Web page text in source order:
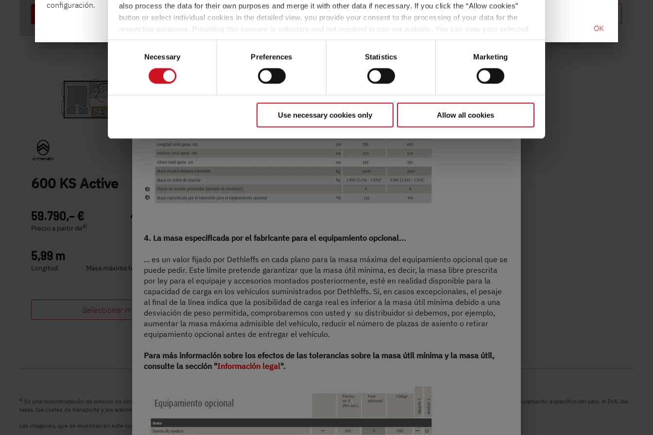
also process the data for their own purposes and merge it with other data if necessary. If you click the “Allow cookies”
button or select individual cookies in the detailed view, you provide your consent to the processing of your data for the
respective purposes. Providing this consent is voluntary and not required to use our website. You can view your selected
settings at any time as well as deselect or change them later (such as by using the fingerprint button at the bottom left of
the website). You can find further information in our Privacy Policy.
Necessary Preferences Statistics Marketing
Use necessary cookies only Allow all cookies
Seleccionado Seleccionar modelo Seleccionar modelo
600 KS Active
59.790,– €
Precio a partir dea)
4 - 7 personas
5,99 m
Longitud
3499 kg
Masa máxima técnicamente admisible
Seleccionar modelo
640 ES Active
6,36 m
Longitud
3499 kg
Masa máxima técnicamente admisible
Seleccionar modelo
a) Es una recomendación de precios no vinculantes en EURO, basada en los precios de venta españoles. Los precios en otros países pueden diferir debido a la conversión de la moneda, el equipamiento específico del país, el IVA, las
tasas, los costes de transporte y los aranceles de importación. Su concesionario oficial estará encantado de informarle sobre los precios, impuestos y tasas aplicables en su país.
Las imágenes, que se muestran en este configurador de vehículos, son sólo para fines ilustrativos. Pueden proceder de otros modelos o equipamientos y pueden diferir.
kg por pasajero (sin conductor).
Para más información sobre la masa de los pasajeros, consulte la sección " Información legal
4. La masa especificada por el fabricante para el equipamiento opcional...
... es un valor fijado por Dethleffs en cada plano para la masa máxima del equipamiento opcional que se
puede pedir. Este límite pretende garantizar que la masa útil mínima, es decir, la masa libre prescrita
por ley para el equipaje y accesorios montados posteriormente, esté en realidad disponible para la
capacidad de carga en los vehículos suministrados por Dethleffs. Si, en casos excepcionales, el pesaje
al final de la línea indica que la posibilidad de carga real es inferior a la masa útil mínima debido a una
desviación de peso permitida, comprobaremos con usted y su distribuidor si debemos, por ejemplo,
aumentar la masa máxima admisible del vehículo, reducir el número de plazas de asiento o retirar
equipamiento opcional antes de entregar el vehículo.
Para más información sobre los efectos de las tolerancias sobre la masa útil mínima y la masa útil,
consulte la sección "Información legal".
configuración.
OK